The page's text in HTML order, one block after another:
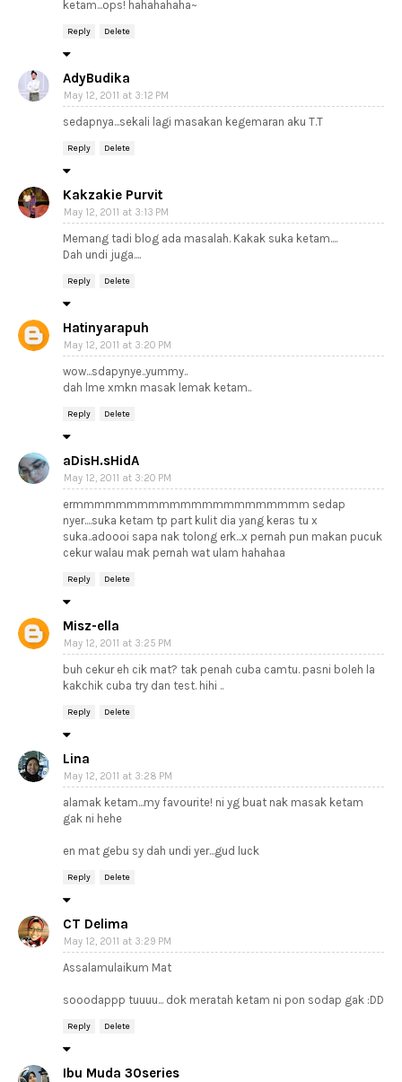
ketam...ops! hahahahaha~
Reply Delete
AdyBudika
May 12, 2011 at 3:12 PM
sedapnya...sekali lagi masakan kegemaran aku T.T
Reply Delete
Kakzakie Purvit
May 12, 2011 at 3:13 PM
Memang tadi blog ada masalah. Kakak suka ketam....
Dah undi juga....
Reply Delete
Hatinyarapuh
May 12, 2011 at 3:20 PM
wow...sdapynye..yummy..
dah lme xmkn masak lemak ketam..
Reply Delete
aDisH.sHidA
May 12, 2011 at 3:20 PM
ermmmmmmmmmmmmmmmmmmmmmm sedap
nyer....suka ketam tp part kulit dia yang keras tu x
suka..adoooi sapa nak tolong erk...x pernah pun makan pucuk
cekur walau mak pernah wat ulam hahahaa
Reply Delete
Misz-ella
May 12, 2011 at 3:25 PM
buh cekur eh cik mat? tak penah cuba camtu. pasni boleh la
kakchik cuba try dan test. hihi ..
Reply Delete
Lina
May 12, 2011 at 3:28 PM
alamak ketam...my favourite! ni yg buat nak masak ketam
gak ni hehe
en mat gebu sy dah undi yer...gud luck
Reply Delete
CT Delima
May 12, 2011 at 3:29 PM
Assalamulaikum Mat
sooodappp tuuuu... dok meratah ketam ni pon sodap gak :DD
Reply Delete
Ibu Muda 30series